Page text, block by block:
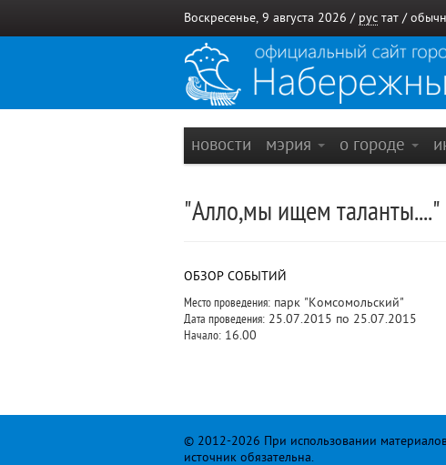
Воскресенье, 9 августа 2026 / рус тат /
новости мэрия о городе
"Алло,мы ищем таланты...."
ОБЗОР СОБЫТИЙ
Место проведения: парк "Комсомольский"
Дата проведения: 25.07.2015 по 25.07.2015
Начало: 16.00
© 2012-2026 При использовании материалов
источник обязательна.